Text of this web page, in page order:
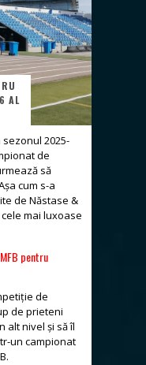
Programul săptămânii 19 (11.05-17.05)
Programul săptămânii 24/24 (15.06-21.06) - ultima a sezonului 2025-2026
Programul săptămânii 23/24 (08.06-14.06)
Programul săptămânii 22/24 (01.06-07.06)
AL
2025-
de
să
cum s-a
de Năstase &
mai luxoase
pentru
de
de prieteni
alt nivel și să îl
un campionat